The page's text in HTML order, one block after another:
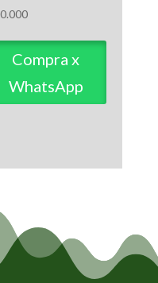
Compra x
WhatsApp